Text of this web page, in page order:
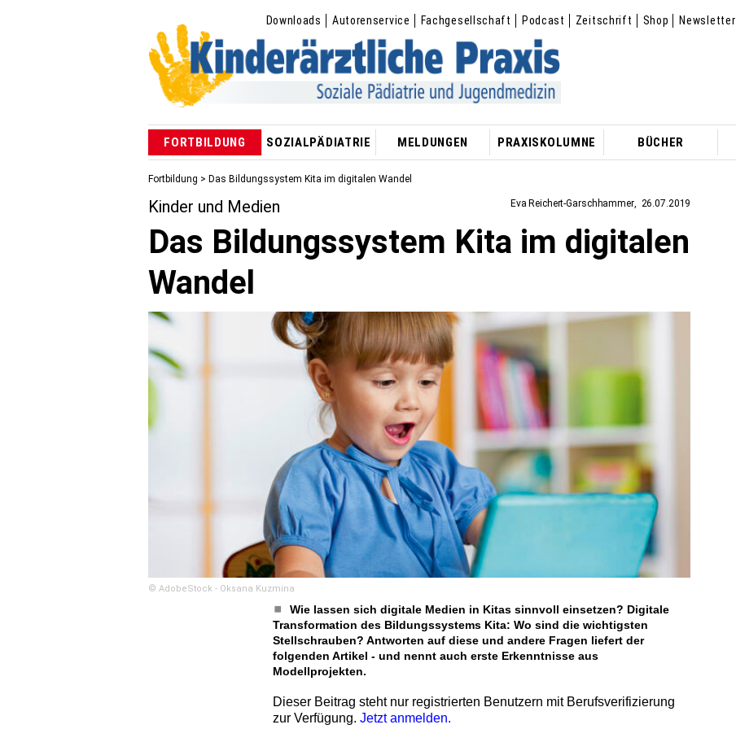
Downloads Autorenservice Fachgesellschaft Podcast Zeitschrift Shop Newsletter
FORTBILDUNG SOZIALPÄDIATRIE MELDUNGEN PRAXISKOLUMNE BÜCHER
Fortbildung > Das Bildungssystem Kita im digitalen Wandel
Eva Reichert-Garschhammer 26.07.2019
Kinder und Medien
Das Bildungssystem Kita im digitalen
Wandel
© AdobeStock - Oksana Kuzmina
Wie lassen sich digitale Medien in Kitas sinnvoll einsetzen? Digitale
Transformation des Bildungssystems Kita: Wo sind die wichtigsten
Stellschrauben? Antworten auf diese und andere Fragen liefert der
folgenden Artikel - und nennt auch erste Erkenntnisse aus
Modellprojekten.
Dieser Beitrag steht nur registrierten Benutzern mit Berufsverifizierung
zur Verfügung.Jetzt anmelden.